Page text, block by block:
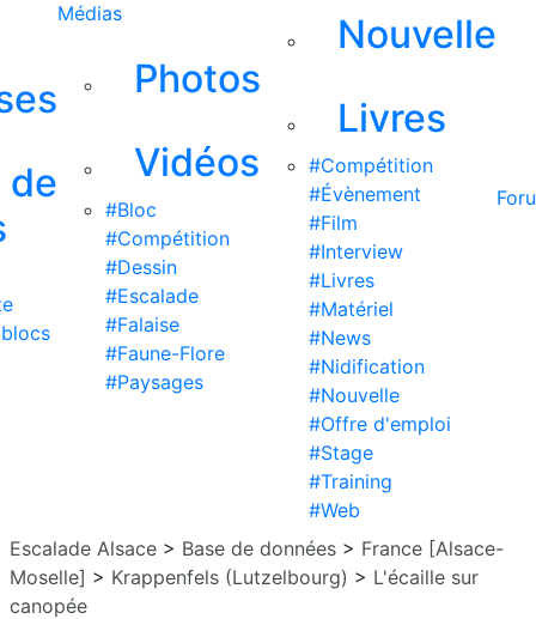
de
Médias
Photos
Vidéos
#Bloc
#Compétition
#Dessin
#Escalade
#Falaise
#Faune-Flore
#Paysages
Nouvelle
Livres
#Compétition
#Évènement
#Film
#Interview
#Livres
#Matériel
#News
#Nidification
#Nouvelle
#Offre d'emploi
#Stage
#Training
#Web
Escalade Alsace > Base de données > France [Alsace-
Moselle] > Krappenfels (Lutzelbourg) > L'écaille sur
canopée